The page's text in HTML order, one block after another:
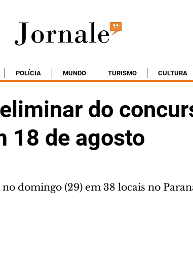
POLÍCIA MUNDO TURISMO CULTURA
do
18 de agosto
domingo (29) em 38 locais no